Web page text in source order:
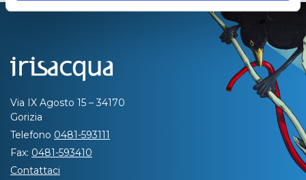
Via IX Agosto 15 – 34170
Gorizia
Telefono 0481-593111
Fax: 0481-593410
Contattaci